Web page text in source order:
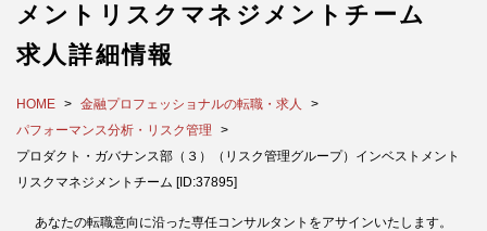
メントリスクマネジメントチーム
求人詳細情報
HOME
金融プロフェッショナルの転職・求人
パフォーマンス分析・リスク管理
プロダクト・ガバナンス部（３）（リスク管理グループ）インベストメント
リスクマネジメントチーム [ID:37895]
あなたの転職意向に沿った専任コンサルタントをアサインいたします。